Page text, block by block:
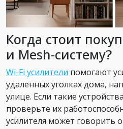
Когда стоит
и Mesh-систему?
Wi-Fi усилители помогают
удаленных уголках дома,
улице. Если такие
проверьте их
усилителя может говорить